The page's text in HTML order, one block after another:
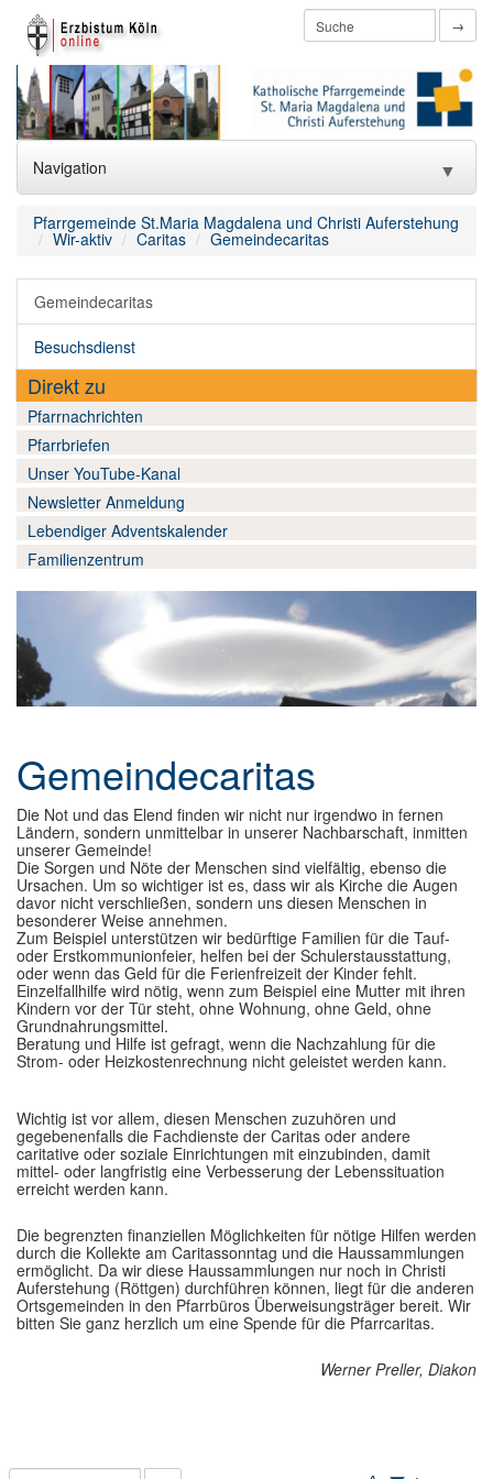
→
Navigation ▼
Home
Aktuelles
Wir-über uns
Wir-katholisch ▼
Wir-aktiv
Wir-hier und jetzt
Datenschutz
Pfarrgemeinde St.Maria Magdalena und Christi Auferstehung
Wir-aktiv Caritas Gemeindecaritas
Gemeindecaritas
Besuchsdienst
Direkt zu
Pfarrnachrichten
Pfarrbriefen
Unser YouTube-Kanal
Newsletter Anmeldung
Lebendiger Adventskalender
Familienzentrum
Gemeindecaritas
Die Not und das Elend finden wir nicht nur irgendwo in fernen
Ländern, sondern unmittelbar in unserer Nachbarschaft, inmitten
unserer Gemeinde!
Die Sorgen und Nöte der Menschen sind vielfältig, ebenso die
Ursachen. Um so wichtiger ist es, dass wir als Kirche die Augen
davor nicht verschließen, sondern uns diesen Menschen in
besonderer Weise annehmen.
Zum Beispiel unterstützen wir bedürftige Familien für die Tauf-
oder Erstkommunionfeier, helfen bei der Schulerstausstattung,
oder wenn das Geld für die Ferienfreizeit der Kinder fehlt.
Einzelfallhilfe wird nötig, wenn zum Beispiel eine Mutter mit ihren
Kindern vor der Tür steht, ohne Wohnung, ohne Geld, ohne
Grundnahrungsmittel.
Beratung und Hilfe ist gefragt, wenn die Nachzahlung für die
Strom- oder Heizkostenrechnung nicht geleistet werden kann.
Wichtig ist vor allem, diesen Menschen zuzuhören und
gegebenenfalls die Fachdienste der Caritas oder andere
caritative oder soziale Einrichtungen mit einzubinden, damit
mittel- oder langfristig eine Verbesserung der Lebenssituation
erreicht werden kann.
Die begrenzten finanziellen Möglichkeiten für nötige Hilfen werden
durch die Kollekte am Caritassonntag und die Haussammlungen
ermöglicht. Da wir diese Haussammlungen nur noch in Christi
Auferstehung (Röttgen) durchführen können, liegt für die anderen
Ortsgemeinden in den Pfarrbüros Überweisungsträger bereit. Wir
bitten Sie ganz herzlich um eine Spende für die Pfarrcaritas.
Werner Preller, Diakon